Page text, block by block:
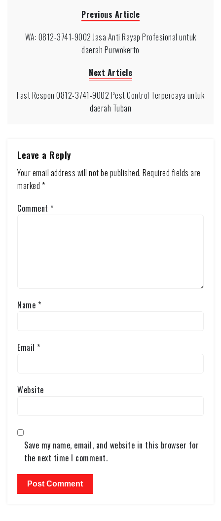
Previous Article
WA: 0812-3741-9002 Jasa Anti Rayap Profesional untuk
daerah Purwokerto
Next Article
Fast Respon 0812-3741-9002 Pest Control Terpercaya untuk
daerah Tuban
Leave a Reply
Your email address will not be published. Required fields are
marked *
Comment *
Name *
Email *
Website
Save my name, email, and website in this browser for
the next time I comment.